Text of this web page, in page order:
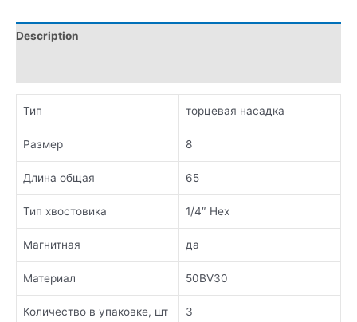
Description
Тип торцевая насадка
Размер 8
Длина общая 65
Тип хвостовика 1/4″ Hex
Магнитная да
Материал 50BV30
Количество в упаковке, шт 3